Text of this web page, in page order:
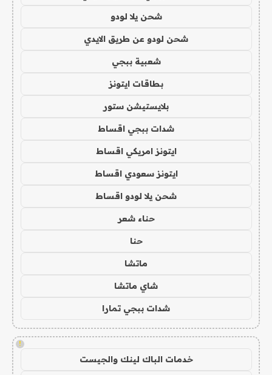
شحن يلا لودو
شحن لودو عن طريق الايدي
شعبية ببجي
بطاقات ايتونز
بلايستيشن ستور
شدات ببجي اقساط
ايتونز امريكي اقساط
ايتونز سعودي اقساط
شحن يلا لودو اقساط
حناء شعر
حنا
ماتشا
شاي ماتشا
شدات ببجي تمارا
!
خدمات الباك لينك والجيست